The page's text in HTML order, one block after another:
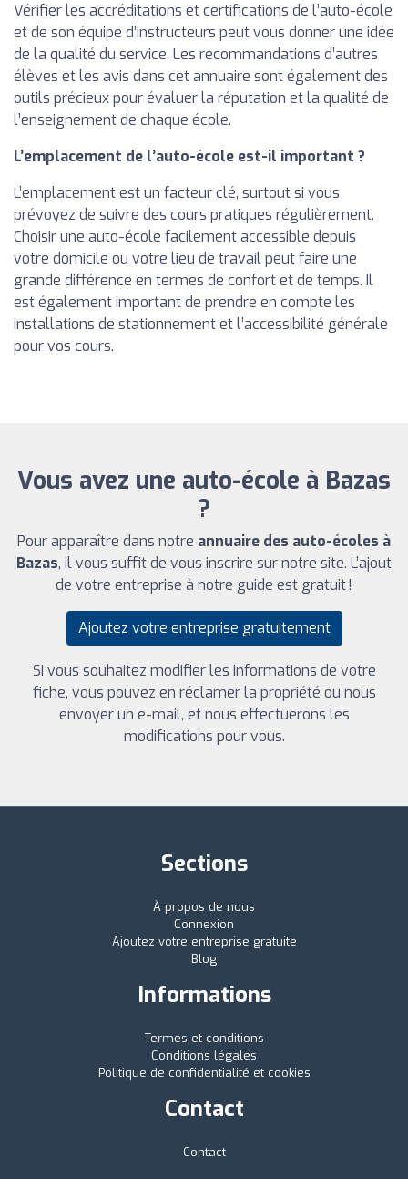
Vérifier les accréditations et certifications de l’auto-école
et de son équipe d’instructeurs peut vous donner une idée
de la qualité du service. Les recommandations d’autres
élèves et les avis dans cet annuaire sont également des
outils précieux pour évaluer la réputation et la qualité de
l’enseignement de chaque école.
L’emplacement de l’auto-école est-il important ?
L’emplacement est un facteur clé, surtout si vous
prévoyez de suivre des cours pratiques régulièrement.
Choisir une auto-école facilement accessible depuis
votre domicile ou votre lieu de travail peut faire une
grande différence en termes de confort et de temps. Il
est également important de prendre en compte les
installations de stationnement et l’accessibilité générale
pour vos cours.
Vous avez une auto-école à Bazas
?
Pour apparaître dans notre annuaire des auto-écoles à
Bazas, il vous suffit de vous inscrire sur notre site. L’ajout
de votre entreprise à notre guide est gratuit !
Ajoutez votre entreprise gratuitement
Si vous souhaitez modifier les informations de votre
fiche, vous pouvez en réclamer la propriété ou nous
envoyer un e-mail, et nous effectuerons les
modifications pour vous.
Sections
À propos de nous
Connexion
Ajoutez votre entreprise gratuite
Blog
Informations
Termes et conditions
Conditions légales
Politique de confidentialité et cookies
Contact
Contact